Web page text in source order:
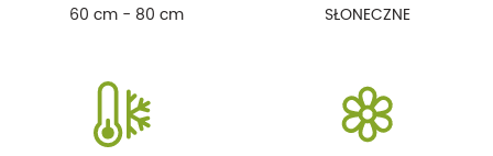
60 cm - 80 cm SŁONECZNE